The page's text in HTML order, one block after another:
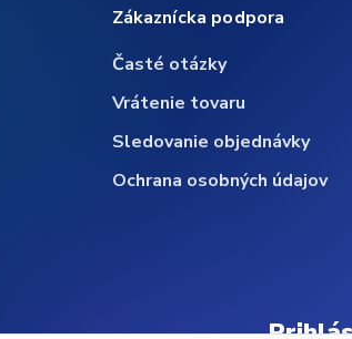
Zákaznícka podpora
Časté otázky
Vrátenie tovaru
Sledovanie objednávky
Ochrana osobných údajov